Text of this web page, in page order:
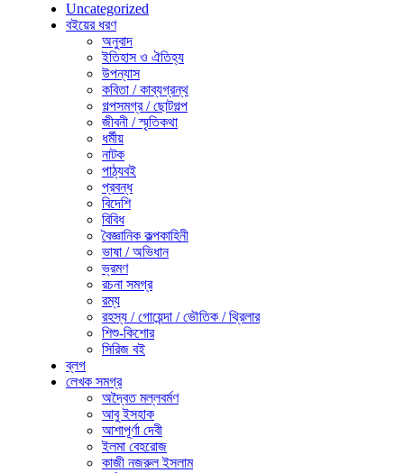
Uncategorized
বইয়ের ধরণ
অনুবাদ
ইতিহাস ও ঐতিহ্য
উপন্যাস
কবিতা / কাব্যগ্রন্থ
গল্পসমগ্র / ছোটগল্প
জীবনী / স্মৃতিকথা
ধর্মীয়
নাটক
পাঠ্যবই
প্রবন্ধ
বিদেশি
বিবিধ
বৈজ্ঞানিক কল্পকাহিনী
ভাষা / অভিধান
ভ্রমণ
রচনা সমগ্র
রম্য
রহস্য / গোয়েন্দা / ভৌতিক / থ্রিলার
শিশু-কিশোর
সিরিজ বই
ব্লগ
লেখক সমগ্র
অদ্বৈত মল্লবর্মণ
আবু ইসহাক
আশাপূর্ণা দেবী
ইলমা বেহরোজ
কাজী নজরুল ইসলাম